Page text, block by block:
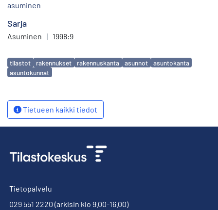
asuminen
Sarja
Asuminen | 1998:9
Avainsanat
tilastot rakennukset rakennuskanta asunnot
asuntokanta
asuntokunnat
Tietueen kaikki tiedot
Tietopalvelu
029 551 2220 (arkisin klo 9.00-16.00)